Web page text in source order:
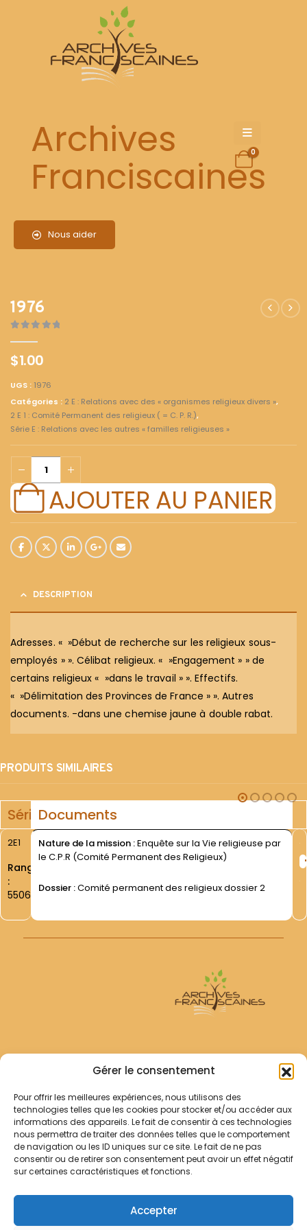
Gérer le consentement
Pour offrir les meilleures expériences, nous utilisons des
technologies telles que les cookies pour stocker et/ou accéder aux
informations des appareils. Le fait de consentir à ces technologies
nous permettra de traiter des données telles que le comportement
de navigation ou les ID uniques sur ce site. Le fait de ne pas
consentir ou de retirer son consentement peut avoir un effet négatif
sur certaines caractéristiques et fonctions.
Accepter
Archives
Franciscaines
Nous aider
0
1976
$1.00
UGS : 1976
Catégories : 2 E : Relations avec des « organismes religieux divers »,
2 E 1 : Comité Permanent des religieux ( = C. P. R.),
Série E : Relations avec les autres « familles religieuses »
AJOUTER AU PANIER
DESCRIPTION
Adresses. « »Début de recherche sur les religieux sous-
employés » ». Célibat religieux. « »Engagement » » de
certains religieux « »dans le travail » ». Effectifs.
« »Délimitation des Provinces de France » ». Autres
documents. -dans une chemise jaune à double rabat.
PRODUITS SIMILAIRES
SérieDocuments
2E1
Rang
:
5506
Nature de la mission :Enquête sur la Vie religieuse par
le C.P.R (Comité Permanent des Religieux)
Dossier :Comité permanent des religieux dossier 2
Archives Franciscaines
RECHERCHER
Comment chercher ?
Les archives
Notre démarche
Contact